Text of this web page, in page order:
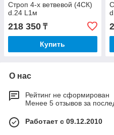
Строп 4-х ветвевой (4СК)
d.24 L1м
218 350 ₸
Купить
О нас
Рейтинг не сформирован
Менее 5 отзывов за
Работает с 09.12.2010